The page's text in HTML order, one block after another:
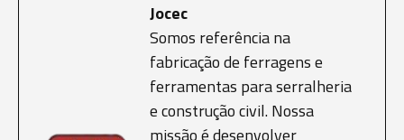
Jocec
Somos referência na
fabricação de ferragens e
ferramentas para serralheria
e construção civil. Nossa